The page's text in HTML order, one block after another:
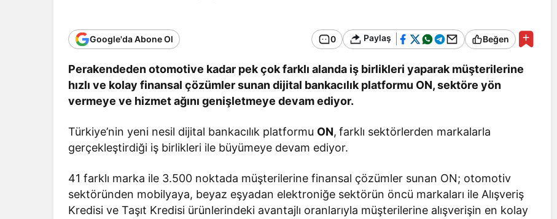
Google'da Abone Ol 0 Paylaş Beğen
Perakendeden otomotive kadar pek çok farklı alanda iş birlikleri yaparak müşterilerine
hızlı ve kolay finansal çözümler sunan dijital bankacılık platformu ON, sektöre yön
vermeye ve hizmet ağını genişletmeye devam ediyor.
Türkiye’nin yeni nesil dijital bankacılık platformu ON, farklı sektörlerden markalarla
gerçekleştirdiği iş birlikleri ile büyümeye devam ediyor.
41 farklı marka ile 3.500 noktada müşterilerine finansal çözümler sunan ON; otomotiv
sektöründen mobilyaya, beyaz eşyadan elektroniğe sektörün öncü markaları ile Alışveriş
Kredisi ve Taşıt Kredisi ürünlerindeki avantajlı oranlarıyla müşterilerine alışverişin en kolay
Zaman Bağlanır?